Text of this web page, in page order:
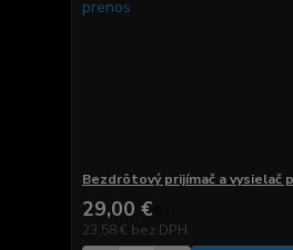
Bezdrôtový prijímač a vysielač
29,00 €
23,58 € bez DPH